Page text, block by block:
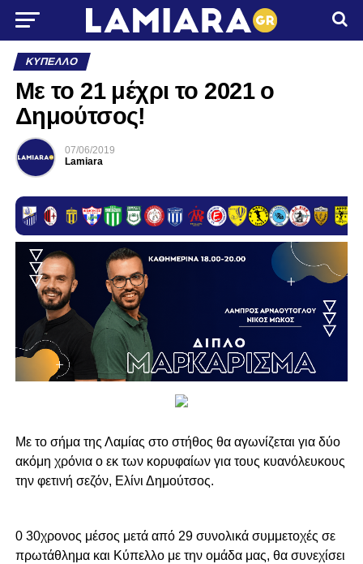
ΚΎΠΕΛΛΟ
Με το 21 μέχρι το 2021 ο
Δημούτσος!
07/06/2019
Lamiara
Με το σήμα της Λαμίας στο στήθος θα αγωνίζεται για δύο
ακόμη χρόνια ο εκ των κορυφαίων για τους κυανόλευκους
την φετινή σεζόν, Ελίνι Δημούτσος.
0 30χρονος μέσος μετά από 29 συνολικά συμμετοχές σε
πρωτάθλημα και Κύπελλο με την ομάδα μας, θα συνεχίσει